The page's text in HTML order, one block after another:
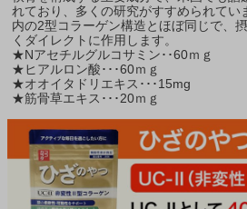
れており、多くの研究がすすめられてい
内の2型コラーゲン構造とほぼ同じで、
くダイレクトに作用します。
★Nアセチルグルコサミン･･60ｍｇ
★ヒアルロン酸･･･60ｍｇ
★オオイタドリエキス･･･15mg
★筋骨草エキス･･･20ｍｇ